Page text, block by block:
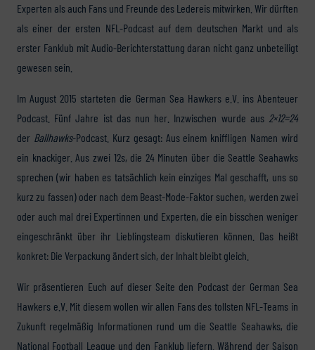
Experten als auch Fans und Freunde des Ledereis mitwirken. Wir dürften
als einer der ersten NFL-Podcast auf dem deutschen Markt und als
erster Fanklub mit Audio-Berichterstattung daran nicht ganz unbeteiligt
gewesen sein.
Im August 2015 starteten die German Sea Hawkers e.V. ins Abenteuer
Podcast. Fünf Jahre ist das nun her. Inzwischen wurde aus 2×12=24
der Ballhawks-Podcast. Kurz gesagt: Aus einem kniffligen Namen wird
ein knackiger. Aus zwei 12s, die 24 Minuten über die Seattle Seahawks
sprechen (wir haben es tatsächlich kein einziges Mal geschafft, uns so
kurz zu fassen) oder nach dem Beast-Mode-Faktor suchen, werden zwei
oder auch mal drei Expertinnen und Experten, die ein bisschen weniger
eingeschränkt über ihr Lieblingsteam diskutieren können. Das heißt
konkret: Die Verpackung ändert sich, der Inhalt bleibt gleich.
Wir präsentieren Euch auf dieser Seite den Podcast der German Sea
Hawkers e.V. Mit diesem wollen wir allen Fans des tollsten NFL-Teams in
Zukunft regelmäßig Informationen rund um die Seattle Seahawks, die
National Football League und den Fanklub liefern. Während der Saison